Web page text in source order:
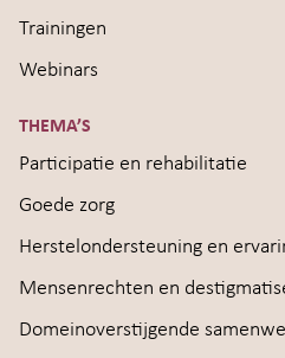
Trainingen
Webinars
THEMA’S
Participatie en rehabilitatie
Goede zorg
Herstelondersteuning en
Mensenrechten en
Domeinoverstijgende